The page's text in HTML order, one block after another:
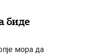
биде
мора да